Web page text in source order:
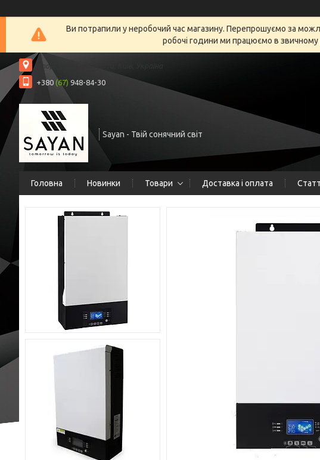
Ви потрапили у неробочий час магазину. Перепрошуємо за
робочі години ми працюємо в
Спортивна площа, 1а, Київ, Україна
+380 (67) 948-84-30
Sayan - Твій сонячний світ
Головна Новинки Товари Доставка і оплата